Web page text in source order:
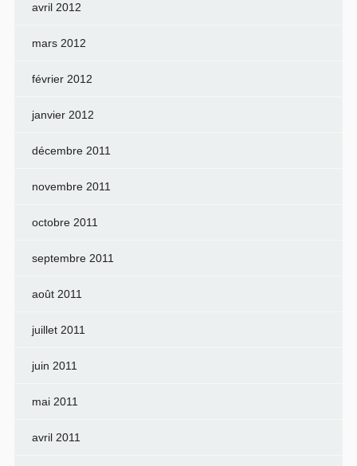
avril 2012
mars 2012
février 2012
janvier 2012
décembre 2011
novembre 2011
octobre 2011
septembre 2011
août 2011
juillet 2011
juin 2011
mai 2011
avril 2011